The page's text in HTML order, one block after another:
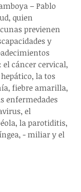
– Pablo
quien
previenen
y
cáncer cervical,
la tos
fiebre amarilla,
enfermedades
el
la parotiditis,
- miliar y el